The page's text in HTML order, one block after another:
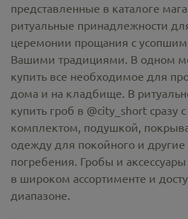
представленные в каталоге
ритуальные принадлежности
церемонии прощания с усопшим
Вашими традициями. В одном
купить все необходимое для
дома и на кладбище. В
купить гроб в @city_short сразу
комплектом, подушкой,
одежду для покойного и
погребения. Гробы и
в широком ассортименте и
диапазоне.